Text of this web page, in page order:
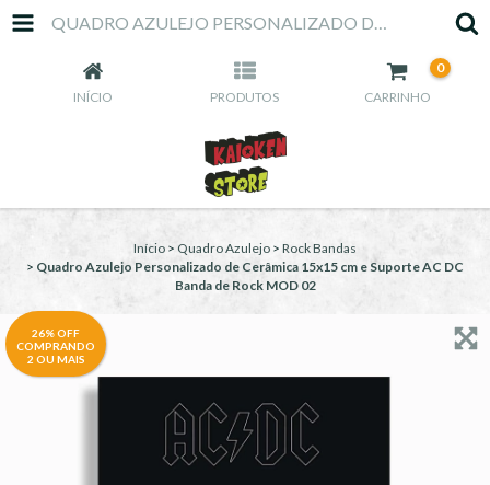
QUADRO AZULEJO PERSONALIZADO DE CERÂMICA 15X15 CM E SUPORTE AC DC BANDA DE ROCK MOD 02
INÍCIO PRODUTOS CARRINHO
0
Início > Quadro Azulejo > Rock Bandas
> Quadro Azulejo Personalizado de Cerâmica 15x15 cm e Suporte AC DC
Banda de Rock MOD 02
26% OFF
COMPRANDO
2 OU MAIS